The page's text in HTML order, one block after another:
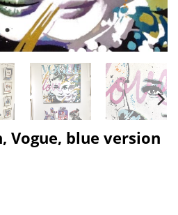
Vogue, blue version